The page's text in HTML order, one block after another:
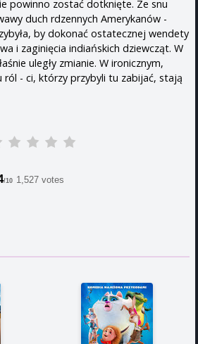
powinno zostać dotknięte. Ze snu
duch rdzennych Amerykanów -
by dokonać ostatecznej wendety
i zaginięcia indiańskich dziewcząt. W
uległy zmianie. W ironicznym,
- ci, którzy przybyli tu zabijać, stają
/10 1,527 votes